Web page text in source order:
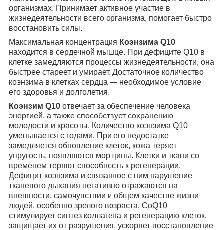
организмах. Принимает активное участие в
жизнедеятельности всего организма, помогает быстро
восстановить силы.
Максимальная концентрация Коэнзима Q10
находится в сердечной мышце. При дефиците Q10 в
клетке замедляются процессы жизнедеятельности, она
быстрее стареет и умирает. Достаточное количество
коэнзима в клетках сердца — необходимое условие
его здоровья и долголетия.
Коэнзим Q10 отвечает за обеспечение человека
энергией, а также способствует сохранению
молодости и красоты. Количество коэнзима Q10
уменьшается с годами. При его недостатке
замедляется обновление клеток, кожа теряет
упругость, появляются морщины. Клетки и ткани со
временем теряют способность к регенерации.
Дефицит коэнзима и связанное с ним нарушение
тканевого дыхания негативно отражаются на
внешности, самочувствии и общем качестве жизни
людей, особенно зрелого возраста. CoQ10
стимулирует синтез коллагена и регенерацию клеток,
защищает их от разрушения, ускоряет восстановление